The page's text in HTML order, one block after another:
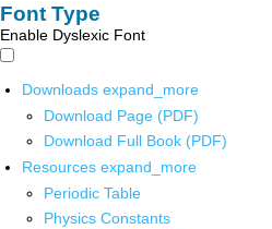
Font Type
Enable Dyslexic Font
Downloads expand_more
Download Page (PDF)
Download Full Book (PDF)
Resources expand_more
Periodic Table
Physics Constants